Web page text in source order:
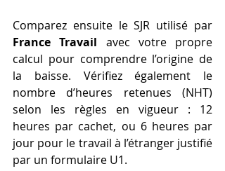
France Travail avec votre propre
calcul pour comprendre l’origine de
la baisse. Vérifiez également le
nombre d’heures retenues (NHT)
selon les règles en vigueur : 12
heures par cachet, ou 6 heures par
jour pour le travail à l’étranger justifié
par un formulaire U1.